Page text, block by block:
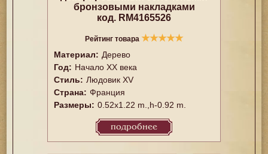
бронзовыми накладками
код. RM4165526
Рейтинг товара ★★★★★
Материал: Дерево
Год: Начало XX века
Стиль: Людовик XV
Страна: Франция
Размеры: 0.52x1.22 m.,h-0.92 m.
подробнее